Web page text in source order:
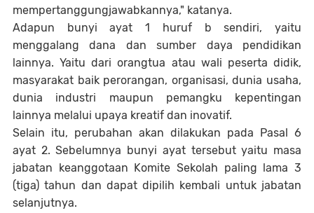
mempertanggungjawabkannya," katanya.
Adapun bunyi ayat 1 huruf b sendiri, yaitu
menggalang dana dan sumber daya pendidikan
lainnya. Yaitu dari orangtua atau wali peserta didik,
masyarakat baik perorangan, organisasi, dunia usaha,
dunia industri maupun pemangku kepentingan
lainnya melalui upaya kreatif dan inovatif.
Selain itu, perubahan akan dilakukan pada Pasal 6
ayat 2. Sebelumnya bunyi ayat tersebut yaitu masa
jabatan keanggotaan Komite Sekolah paling lama 3
(tiga) tahun dan dapat dipilih kembali untuk jabatan
selanjutnya.